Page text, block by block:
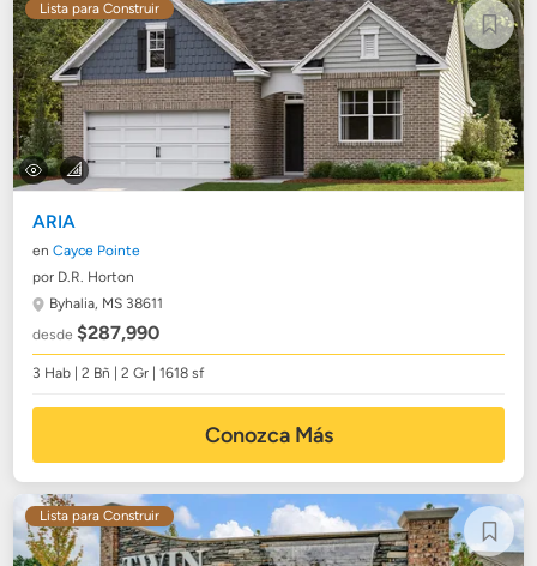
Lista para Construir
ARIA
enCayce Pointe
por D.R. Horton
Byhalia, MS 38611
desde$287,990
3 Hab | 2 Bñ | 2 Gr | 1618 sf
Conozca Más
Lista para Construir